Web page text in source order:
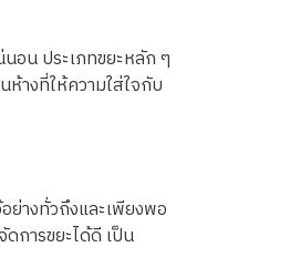
อน ประเภทขยะหลัก ๆ
ห้างที่ให้ความใส่ใจกับ
ย่างทั่วถึงและเพียงพอ
การขยะได้ดี เป็น